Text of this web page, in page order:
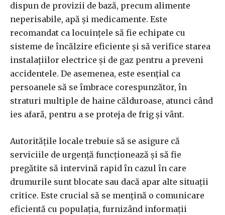
dispun de provizii de bază, precum alimente
neperisabile, apă și medicamente. Este
recomandat ca locuințele să fie echipate cu
sisteme de încălzire eficiente și să verifice starea
instalațiilor electrice și de gaz pentru a preveni
accidentele. De asemenea, este esențial ca
persoanele să se îmbrace corespunzător, în
straturi multiple de haine călduroase, atunci când
ies afară, pentru a se proteja de frig și vânt.
Autoritățile locale trebuie să se asigure că
serviciile de urgență funcționează și să fie
pregătite să intervină rapid în cazul în care
drumurile sunt blocate sau dacă apar alte situații
critice. Este crucial să se mențină o comunicare
eficientă cu populația, furnizând informații